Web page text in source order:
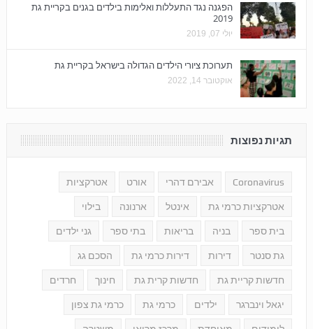
הפגנה נגד התעללות ואלימות בילדים בגנים בקריית גת
2019
יולי 07, 2019
תערוכת ציורי הילדים הגדולה בישראל בקריית גת
אוקטובר 14, 2022
תגיות נפוצות
Coronavirus אבירם דהרי אורט אטרקציות
אטרקציות כרמי גת אינטל ארנונה בילוי
בית ספר בניה בריאות בתי ספר גני ילדים
גת סנטר דירות דירות כרמי גת הסכם גג
חדשות קריית גת חדשות קרית גת חינוך חרדים
יגאל וינברגר ילדים כרמי גת כרמי גת צפון